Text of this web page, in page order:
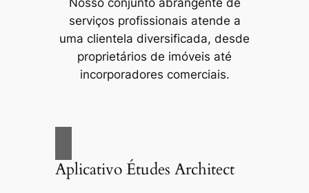
Nosso conjunto abrangente de
serviços profissionais atende a
uma clientela diversificada, desde
proprietários de imóveis até
incorporadores comerciais.
Aplicativo Études Architect